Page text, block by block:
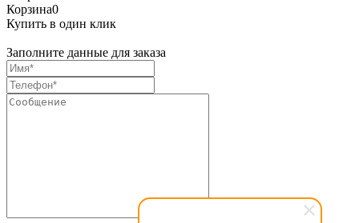
Корзина0
Купить в один клик
Заполните данные для заказа